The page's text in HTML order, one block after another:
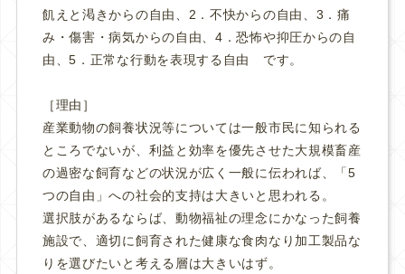
飢えと渇きからの自由、2．不快からの自由、3．痛
み・傷害・病気からの自由、4．恐怖や抑圧からの自
由、5．正常な行動を表現する自由 です。
［理由］
産業動物の飼養状況等については一般市民に知られる
ところでないが、利益と効率を優先させた大規模畜産
の過密な飼育などの状況が広く一般に伝われば、「5
つの自由」への社会的支持は大きいと思われる。
選択肢があるならば、動物福祉の理念にかなった飼養
施設で、適切に飼育された健康な食肉なり加工製品な
りを選びたいと考える層は大きいはず。